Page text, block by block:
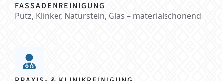
FASSADENREINIGUNG
Putz, Klinker, Naturstein, Glas – materialschonend